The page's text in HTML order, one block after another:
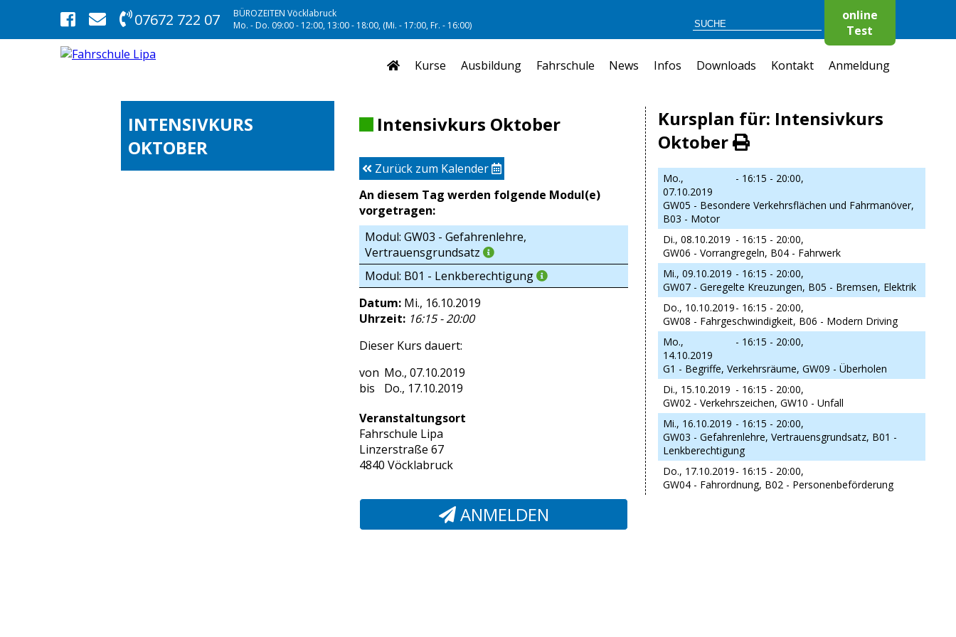
07672 722 07
BÜROZEITEN Vöcklabruck
Mo. - Do. 09:00 - 12:00, 13:00 - 18:00, (Mi. - 17:00, Fr. - 16:00)
online
Test
Kurse Ausbildung Fahrschule News Infos Downloads Kontakt Anmeldung
INTENSIVKURS
OKTOBER
Intensivkurs Oktober
Zurück zum Kalender
An diesem Tag werden folgende Modul(e)
vorgetragen:
Modul: GW03 - Gefahrenlehre,
Vertrauensgrundsatz
Modul: B01 - Lenkberechtigung
Datum: Mi., 16.10.2019
Uhrzeit: 16:15 - 20:00
Dieser Kurs dauert:
Mo., 07.10.2019
Do., 17.10.2019
Veranstaltungsort
Fahrschule Lipa
Linzerstraße 67
4840 Vöcklabruck
ANMELDEN
Kursplan für: Intensivkurs
Oktober
Mo.,
07.10.2019
- 16:15 - 20:00,
GW05 - Besondere Verkehrsflächen und Fahrmanöver,
B03 - Motor
Di., 08.10.2019 - 16:15 - 20:00,
GW06 - Vorrangregeln, B04 - Fahrwerk
Mi., 09.10.2019 - 16:15 - 20:00,
GW07 - Geregelte Kreuzungen, B05 - Bremsen, Elektrik
Do., 10.10.2019- 16:15 - 20:00,
GW08 - Fahrgeschwindigkeit, B06 - Modern Driving
Mo.,
14.10.2019
- 16:15 - 20:00,
G1 - Begriffe, Verkehrsräume, GW09 - Überholen
Di., 15.10.2019 - 16:15 - 20:00,
GW02 - Verkehrszeichen, GW10 - Unfall
Mi., 16.10.2019 - 16:15 - 20:00,
GW03 - Gefahrenlehre, Vertrauensgrundsatz, B01 -
Lenkberechtigung
Do., 17.10.2019- 16:15 - 20:00,
GW04 - Fahrordnung, B02 - Personenbeförderung